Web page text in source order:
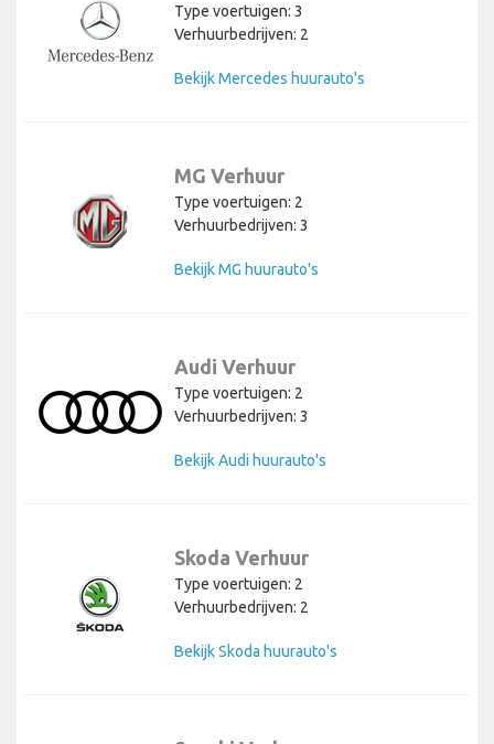
Type voertuigen: 3
Verhuurbedrijven: 2
Bekijk Mercedes huurauto's
MG Verhuur
Type voertuigen: 2
Verhuurbedrijven: 3
Bekijk MG huurauto's
Audi Verhuur
Type voertuigen: 2
Verhuurbedrijven: 3
Bekijk Audi huurauto's
Skoda Verhuur
Type voertuigen: 2
Verhuurbedrijven: 2
Bekijk Skoda huurauto's